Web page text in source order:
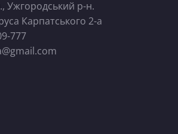
Ужгородський р-н.
Карпатського 2-а
777